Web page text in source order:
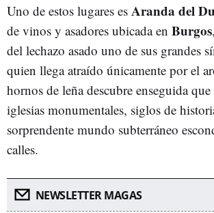
Uno de estos lugares es Aranda del
de vinos y asadores ubicada en Burgos
del lechazo asado uno de sus grandes
quien llega atraído únicamente por el
hornos de leña descubre enseguida
iglesias monumentales, siglos de
sorprendente mundo subterráneo
calles.
NEWSLETTER MAGAS